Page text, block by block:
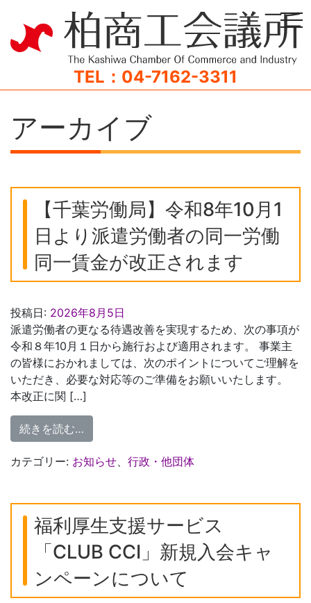
TEL：04-7162-3311
アーカイブ
【千葉労働局】令和8年10月1
日より派遣労働者の同一労働
同一賃金が改正されます
投稿日: 2026年8月5日
派遣労働者の更なる待遇改善を実現するため、次の事項が
令和８年10月１日から施行および適用されます。 事業主
の皆様におかれましては、次のポイントについてご理解を
いただき、必要な対応等のご準備をお願いいたします。
本改正に関 […]
続きを読む…
カテゴリー: お知らせ、 行政・他団体
福利厚生支援サービス
「CLUB CCI」新規入会キャ
ンペーンについて